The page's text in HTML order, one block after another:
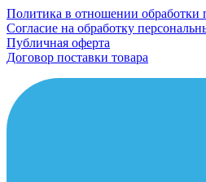
Политика в отношении обработки
Согласие на обработку
Публичная оферта
Договор поставки товара